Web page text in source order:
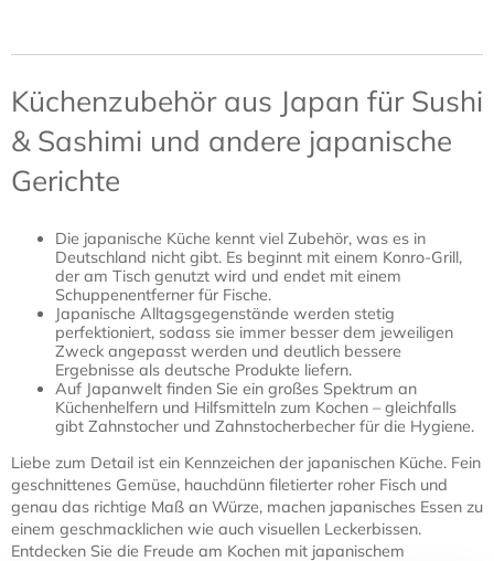
Küchenzubehör aus Japan für Sushi
& Sashimi und andere japanische
Gerichte
Die japanische Küche kennt viel Zubehör, was es in
Deutschland nicht gibt. Es beginnt mit einem Konro-Grill,
der am Tisch genutzt wird und endet mit einem
Schuppenentferner für Fische.
Japanische Alltagsgegenstände werden stetig
perfektioniert, sodass sie immer besser dem jeweiligen
Zweck angepasst werden und deutlich bessere
Ergebnisse als deutsche Produkte liefern.
Auf Japanwelt finden Sie ein großes Spektrum an
Küchenhelfern und Hilfsmitteln zum Kochen – gleichfalls
gibt Zahnstocher und Zahnstocherbecher für die Hygiene.
Liebe zum Detail ist ein Kennzeichen der japanischen Küche. Fein
geschnittenes Gemüse, hauchdünn filetierter roher Fisch und
genau das richtige Maß an Würze, machen japanisches Essen zu
einem geschmacklichen wie auch visuellen Leckerbissen.
Entdecken Sie die Freude am Kochen mit japanischem